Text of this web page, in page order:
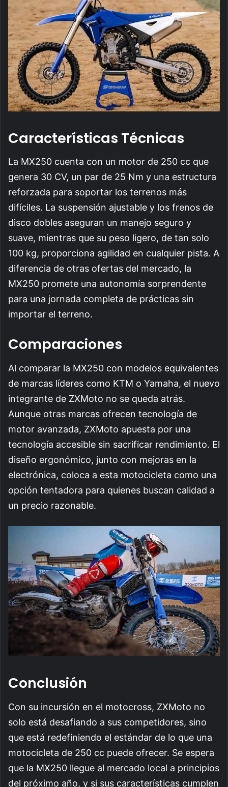
Características Técnicas
La MX250 cuenta con un motor de 250 cc que
genera 30 CV, un par de 25 Nm y una estructura
reforzada para soportar los terrenos más
difíciles. La suspensión ajustable y los frenos de
disco dobles aseguran un manejo seguro y
suave, mientras que su peso ligero, de tan solo
100 kg, proporciona agilidad en cualquier pista. A
diferencia de otras ofertas del mercado, la
MX250 promete una autonomía sorprendente
para una jornada completa de prácticas sin
importar el terreno.
Comparaciones
Al comparar la MX250 con modelos equivalentes
de marcas líderes como KTM o Yamaha, el nuevo
integrante de ZXMoto no se queda atrás.
Aunque otras marcas ofrecen tecnología de
motor avanzada, ZXMoto apuesta por una
tecnología accesible sin sacrificar rendimiento. El
diseño ergonómico, junto con mejoras en la
electrónica, coloca a esta motocicleta como una
opción tentadora para quienes buscan calidad a
un precio razonable.
Conclusión
Con su incursión en el motocross, ZXMoto no
solo está desafiando a sus competidores, sino
que está redefiniendo el estándar de lo que una
motocicleta de 250 cc puede ofrecer. Se espera
que la MX250 llegue al mercado local a principios
del próximo año, y si sus características cumplen